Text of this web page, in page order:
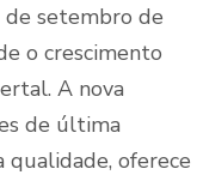
de setembro de
o crescimento
A nova
de última
qualidade, oferece